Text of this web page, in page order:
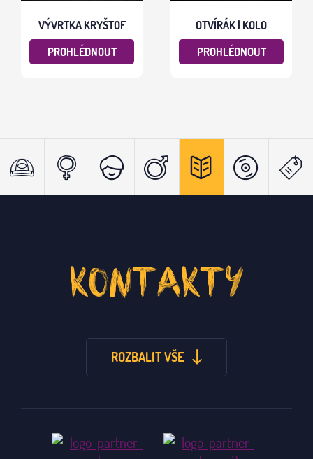
VÝVRTKA KRYŠTOF
PROHLÉDNOUT
OTVÍRÁK | KOLO
PROHLÉDNOUT
KONTAKTY
ROZBALIT VŠE